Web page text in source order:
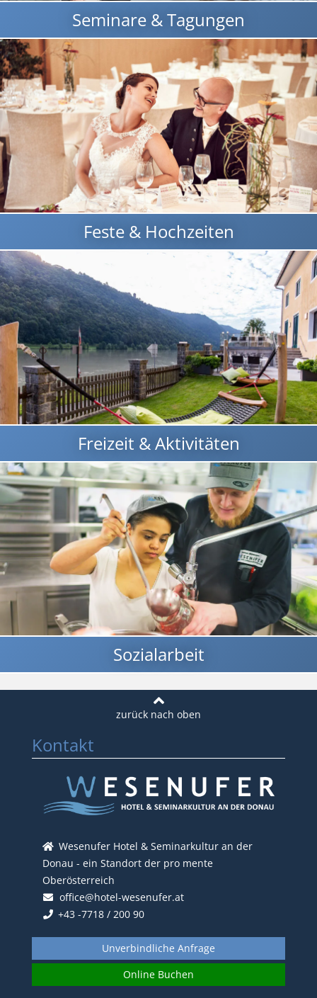
Seminare & Tagungen
Feste & Hochzeiten
Freizeit & Aktivitäten
Sozialarbeit
Kontakt
Wesenufer Hotel & Seminarkultur an der
Donau - ein Standort der pro mente
Oberösterreich
office@hotel-wesenufer.at
+43 -7718 / 200 90
Unverbindliche Anfrage
Online Buchen